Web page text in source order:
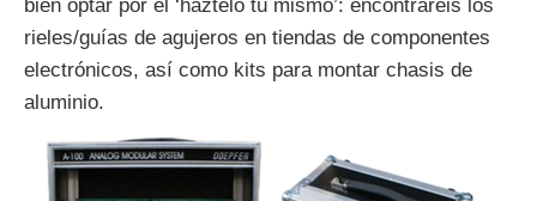
bien optar por el ‘háztelo tú mismo’: encontraréis los
rieles/guías de agujeros en tiendas de componentes
electrónicos, así como kits para montar chasis de
aluminio.